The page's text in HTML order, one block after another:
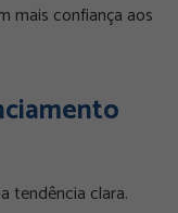
mais confiança aos
tendência clara.